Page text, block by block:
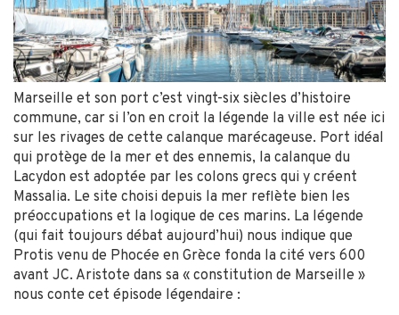
Marseille et son port c’est vingt-six siècles d’histoire
commune, car si l’on en croit la légende la ville est née ici
sur les rivages de cette calanque marécageuse. Port idéal
qui protège de la mer et des ennemis, la calanque du
Lacydon est adoptée par les colons grecs qui y créent
Massalia. Le site choisi depuis la mer reflète bien les
préoccupations et la logique de ces marins. La légende
(qui fait toujours débat aujourd’hui) nous indique que
Protis venu de Phocée en Grèce fonda la cité vers 600
avant JC. Aristote dans sa « constitution de Marseille »
nous conte cet épisode légendaire :